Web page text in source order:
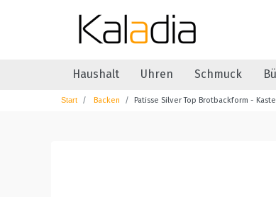
Haushalt Uhren Schmuck
Backen Patisse Silver Top Brotbackform -